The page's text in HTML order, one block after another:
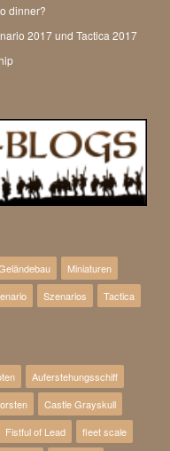
dinner?
2017 und Tactica 2017
Miniaturen
Szenarios Tactica
Auferstehungsschiff
Castle Grayskull
Fistful of Lead
fleet scale